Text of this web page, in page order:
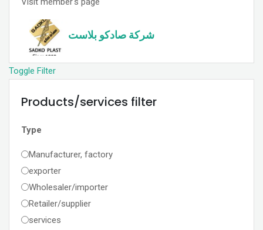
شركة صادكو بلاست
Toggle Filter
Products/services filter
Type
Manufacturer, factory
exporter
Wholesaler/importer
Retailer/supplier
services